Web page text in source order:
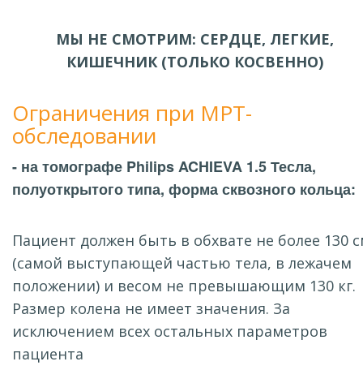
МЫ НЕ СМОТРИМ: СЕРДЦЕ, ЛЕГКИЕ,
КИШЕЧНИК (ТОЛЬКО КОСВЕННО)
Ограничения при МРТ-
обследовании
- на томографе Philips ACHIEVA 1.5 Тесла,
полуоткрытого типа, форма сквозного кольца:
Пациент должен быть в обхвате не более 130
(самой выступающей частью тела, в лежачем
положении) и весом не превышающим 130 кг.
Размер колена не имеет значения. За
исключением всех остальных параметров
пациента